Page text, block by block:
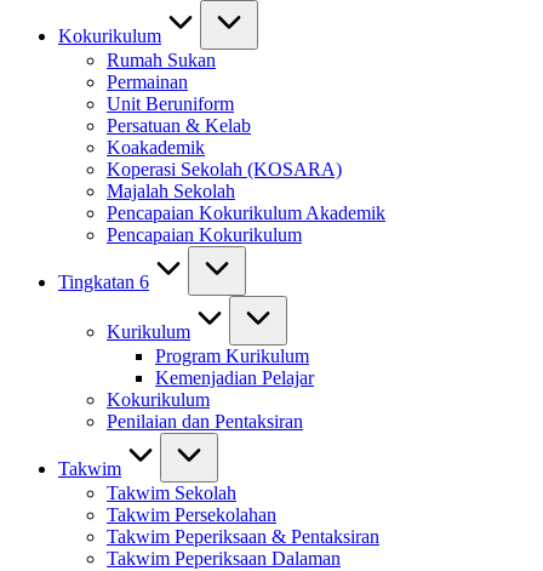
Kokurikulum
Rumah Sukan
Permainan
Unit Beruniform
Persatuan & Kelab
Koakademik
Koperasi Sekolah (KOSARA)
Majalah Sekolah
Pencapaian Kokurikulum Akademik
Pencapaian Kokurikulum
Tingkatan 6
Kurikulum
Program Kurikulum
Kemenjadian Pelajar
Kokurikulum
Penilaian dan Pentaksiran
Takwim
Takwim Sekolah
Takwim Persekolahan
Takwim Peperiksaan & Pentaksiran
Takwim Peperiksaan Dalaman